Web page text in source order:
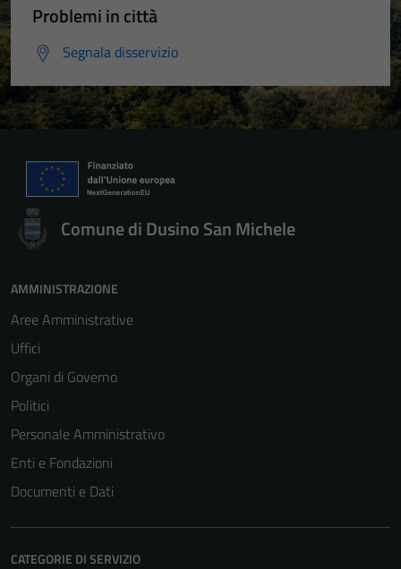
Problemi in città
Segnala disservizio
Comune di Dusino San Michele
AMMINISTRAZIONE
Aree Amministrative
Uffici
Organi di Governo
Politici
Personale Amministrativo
Enti e Fondazioni
Documenti e Dati
CATEGORIE DI SERVIZIO